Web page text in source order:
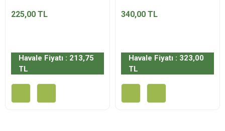
225,00 TL
Havale Fiyatı : 213,75
TL
340,00 TL
Havale Fiyatı : 323,00
TL